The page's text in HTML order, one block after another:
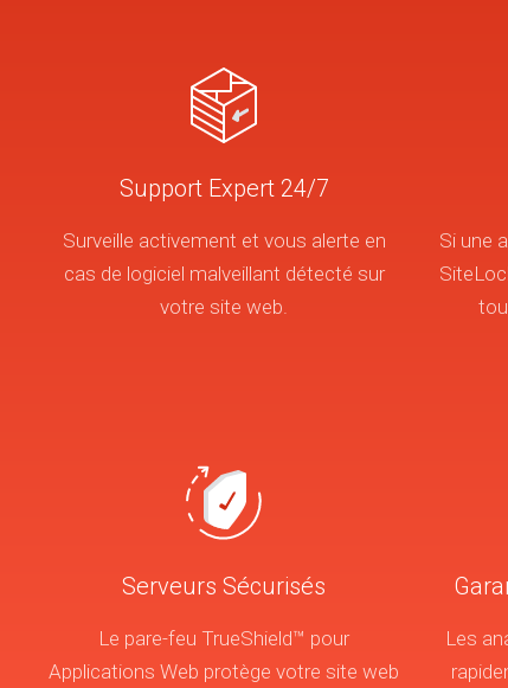
Support Expert 24/7
Surveille activement et vous alerte en
cas de logiciel malveillant détecté sur
votre site web.
Si une
Serveurs Sécurisés
Le pare-feu TrueShield™ pour
Applications Web protège votre site web
Les